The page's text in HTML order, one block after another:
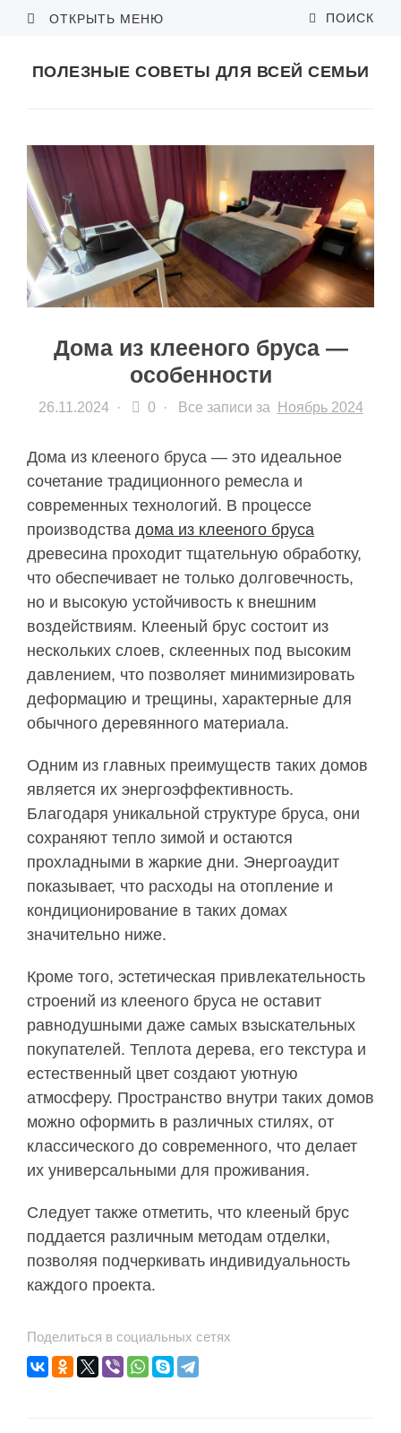
ОТКРЫТЬ МЕНЮ ПОИСК
ПОЛЕЗНЫЕ СОВЕТЫ ДЛЯ ВСЕЙ СЕМЬИ
Дома из клееного бруса —
особенности
26.11.2024· 0 · Все записи за Ноябрь 2024
Дома из клееного бруса — это идеальное
сочетание традиционного ремесла и
современных технологий. В процессе
производства дома из клееного бруса
древесина проходит тщательную обработку,
что обеспечивает не только долговечность,
но и высокую устойчивость к внешним
воздействиям. Клееный брус состоит из
нескольких слоев, склеенных под высоким
давлением, что позволяет минимизировать
деформацию и трещины, характерные для
обычного деревянного материала.
Одним из главных преимуществ таких домов
является их энергоэффективность.
Благодаря уникальной структуре бруса, они
сохраняют тепло зимой и остаются
прохладными в жаркие дни. Энергоаудит
показывает, что расходы на отопление и
кондиционирование в таких домах
значительно ниже.
Кроме того, эстетическая привлекательность
строений из клееного бруса не оставит
равнодушными даже самых взыскательных
покупателей. Теплота дерева, его текстура и
естественный цвет создают уютную
атмосферу. Пространство внутри таких домов
можно оформить в различных стилях, от
классического до современного, что делает
их универсальными для проживания.
Следует также отметить, что клееный брус
поддается различным методам отделки,
позволяя подчеркивать индивидуальность
каждого проекта.
Поделиться в социальных сетях